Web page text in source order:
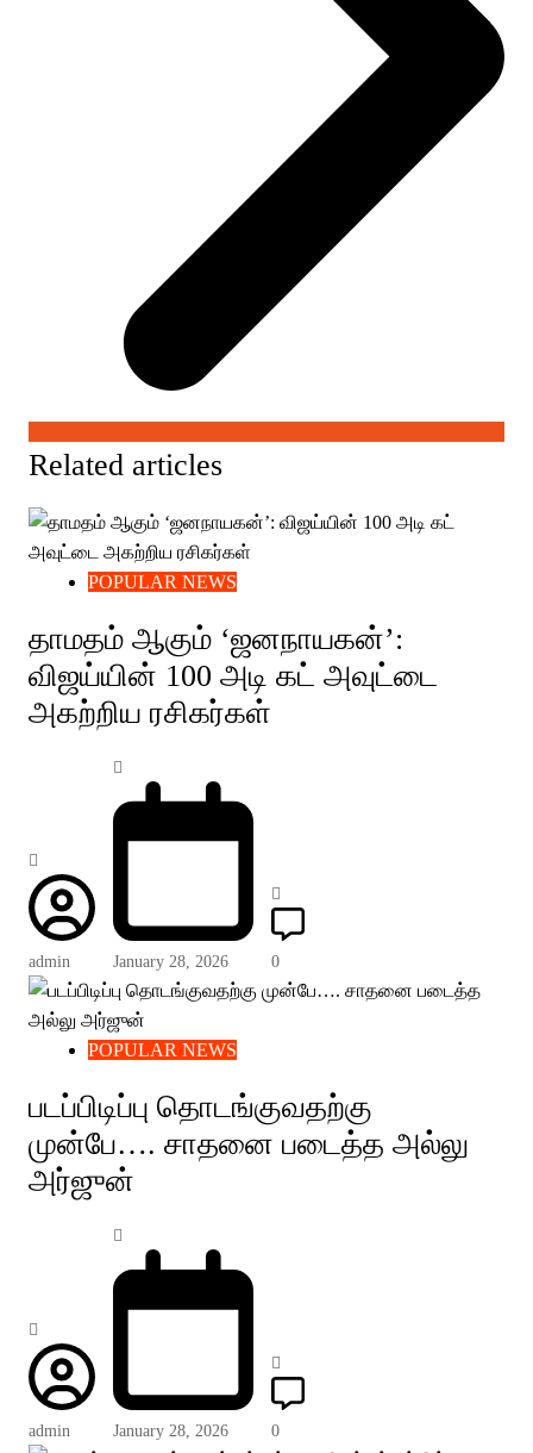
Related articles
POPULAR NEWS
தாமதம் ஆகும் ‘ஜனநாயகன்’:
விஜய்யின் 100 அடி கட் அவுட்டை
அகற்றிய ரசிகர்கள்
admin January 28, 2026 0
POPULAR NEWS
படப்பிடிப்பு தொடங்குவதற்கு
முன்பே…. சாதனை படைத்த அல்லு
அர்ஜுன்
admin January 28, 2026 0